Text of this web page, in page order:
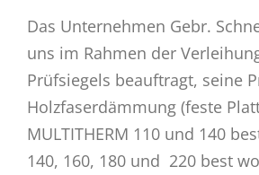
Das Unternehmen Gebr.
uns im Rahmen der
Prüfsiegels beauftragt, seine
Holzfaserdämmung (feste
MULTITHERM 110 und 140
140, 160, 180 und 220 best